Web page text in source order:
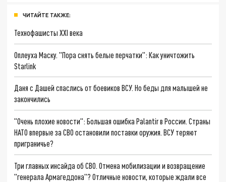
ЧИТАЙТЕ ТАКЖЕ:
Технофашисты XXI века
Оплеуха Маску. "Пора снять белые перчатки": Как уничтожить
Starlink
Даня с Дашей спаслись от боевиков ВСУ. Но беды для малышей не
закончились
"Очень плохие новости": Большая ошибка Palantir в России. Страны
НАТО впервые за СВО остановили поставки оружия. ВСУ теряют
приграничье?
Три главных инсайда об СВО. Отмена мобилизации и возвращение
"генерала Армагеддона"? Отличные новости, которые ждали все